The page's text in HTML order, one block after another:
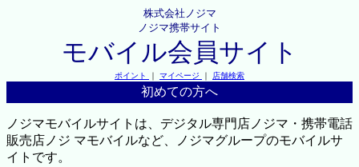
株式会社ノジマ
ノジマ携帯サイト
モバイル会員サイト
ポイント ｜ マイページ ｜ 店舗検索
初めての方へ
ノジマモバイルサイトは、デジタル専門店ノジマ・携帯電話
販売店ノジ マモバイルなど、ノジマグループのモバイルサ
イトです。